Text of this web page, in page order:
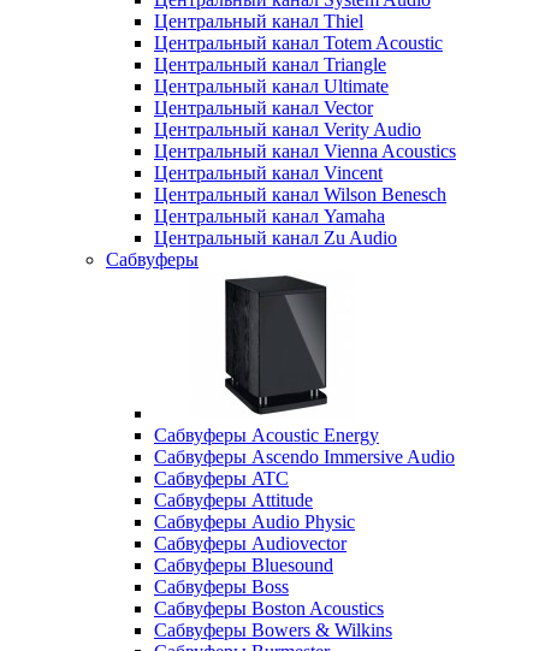
Центральный канал Thiel
Центральный канал Totem Acoustic
Центральный канал Triangle
Центральный канал Ultimate
Центральный канал Vector
Центральный канал Verity Audio
Центральный канал Vienna Acoustics
Центральный канал Vincent
Центральный канал Wilson Benesch
Центральный канал Yamaha
Центральный канал Zu Audio
Сабвуферы
Сабвуферы Acoustic Energy
Сабвуферы Ascendo Immersive Audio
Сабвуферы ATC
Сабвуферы Attitude
Сабвуферы Audio Physic
Сабвуферы Audiovector
Сабвуферы Bluesound
Сабвуферы Boss
Сабвуферы Boston Acoustics
Сабвуферы Bowers & Wilkins